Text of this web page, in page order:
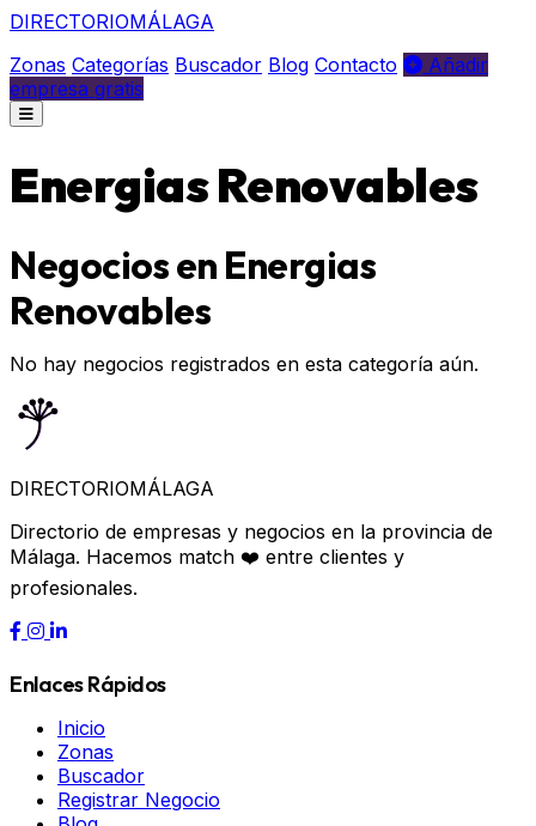
DIRECTORIOMÁLAGA
Zonas Categorías Buscador Blog Contacto
Añadir
empresa gratis
Energias Renovables
Negocios en Energias
Renovables
No hay negocios registrados en esta categoría aún.
DIRECTORIOMÁLAGA
Directorio de empresas y negocios en la provincia de
Málaga. Hacemos match ❤️ entre clientes y
profesionales.
Enlaces Rápidos
Inicio
Zonas
Buscador
Registrar Negocio